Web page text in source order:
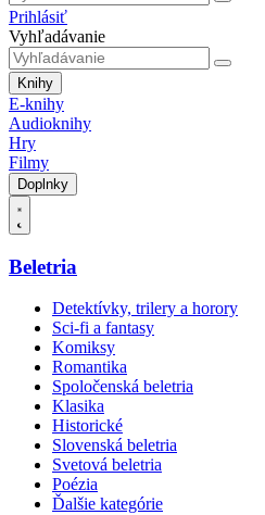
Prihlásiť
Vyhľadávanie
Knihy
E-knihy
Audioknihy
Hry
Filmy
Doplnky
Beletria
Detektívky, trilery a horory
Sci-fi a fantasy
Komiksy
Romantika
Spoločenská beletria
Klasika
Historické
Slovenská beletria
Svetová beletria
Poézia
Ďalšie kategórie